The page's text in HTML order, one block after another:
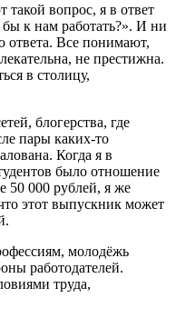
такой вопрос, я в ответ
к нам работать?». И ни
ответа. Все понимают,
не престижна.
в столицу,
блогерства, где
пары каких-то
Когда я в
было отношение
50 000 рублей, я же
этот выпускник может
молодёжь
работодателей.
труда,